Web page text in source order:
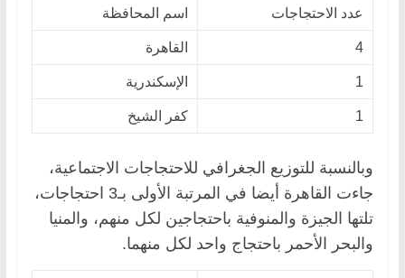
عدد الاحتجاجات اسم المحافظة
4 القاهرة
1 الإسكندرية
1 كفر الشيخ
وبالنسبة للتوزيع الجغرافي للاحتجاجات الاجتماعية،
جاءت القاهرة أيضا في المرتبة الأولى بـ3 احتجاجات،
تلتها الجيزة والمنوفية باحتجاجين لكل منهم، والمنيا
والبحر الأحمر باحتجاج واحد لكل منهما.